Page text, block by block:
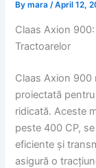
Bymara/April 12,
Claas Axion
Tractoarelor
Claas Axion 900
proiectată
ridicată. Aceste
peste 400 CP,
eficiente și
asigură o